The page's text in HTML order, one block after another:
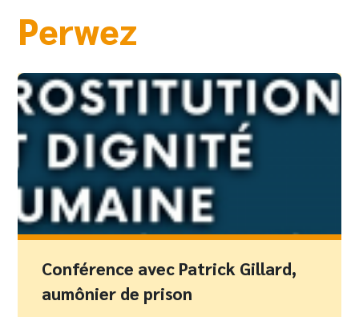
Perwez
Conférence avec Patrick Gillard,
aumônier de prison